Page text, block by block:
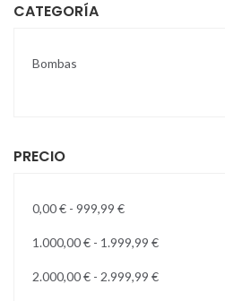
CATEGORÍA
Bombas
PRECIO
0,00 € - 999,99 €
1.000,00 € - 1.999,99 €
2.000,00 € - 2.999,99 €